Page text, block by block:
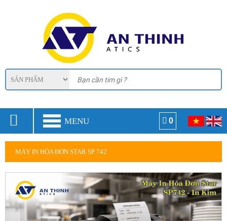
MENU 0
MÁY IN HÓA ĐƠN STAR SP 742